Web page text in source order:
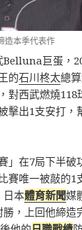
造本季代表作
Belluna巨蛋，
的石川柊太總
對西武燃燒118
擊出1支安打，
」在7局下半破
賽唯一被敲的1
日本體育新聞媒
，上回他締造